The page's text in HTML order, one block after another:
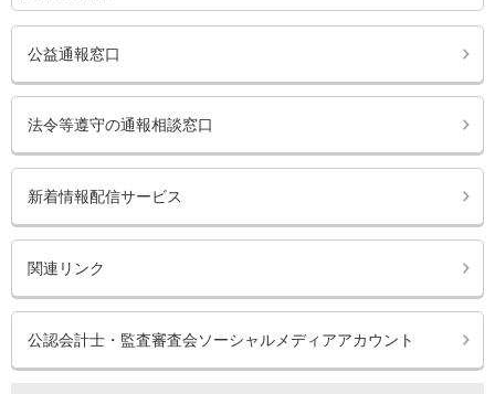
公益通報窓口
法令等遵守の通報相談窓口
新着情報配信サービス
関連リンク
公認会計士・監査審査会ソーシャルメディアアカウント